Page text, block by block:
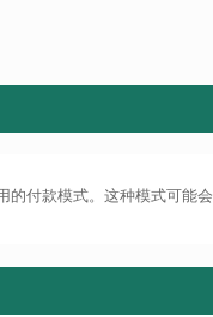
付款模式。这种模式可能